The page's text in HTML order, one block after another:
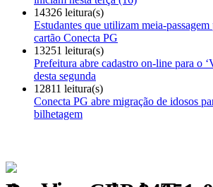
14326 leitura(s)
Estudantes que utilizam meia-
cartão Conecta PG
13251 leitura(s)
Prefeitura abre cadastro on-line para o
desta segunda
12811 leitura(s)
Conecta PG abre migração de idosos
bilhetagem